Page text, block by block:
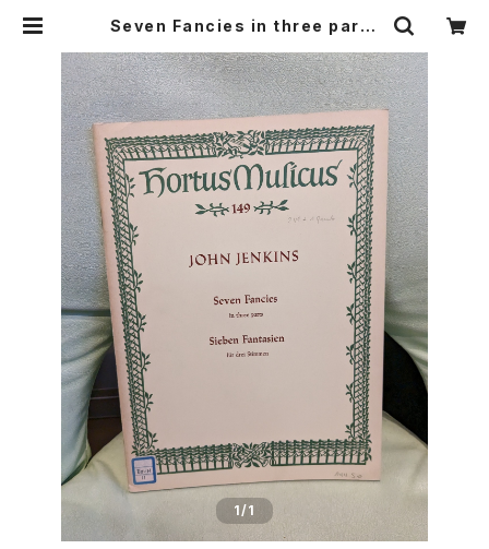
Seven Fancies in three parts
ÄRENREITER-Verlag KASSEL 1
957年 | Birds' Tale Collective
1/1